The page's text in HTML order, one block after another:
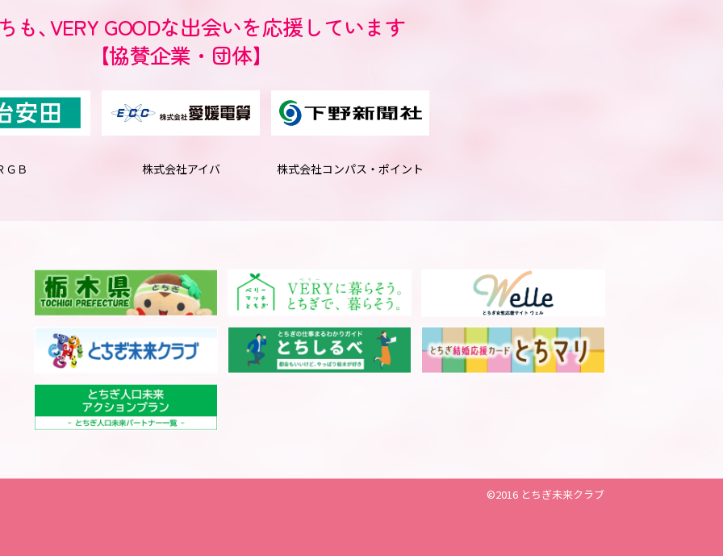
も、VERY GOODな出会いを応援しています
【協賛企業・団体】
ＧＢ 株式会社アイバ 株式会社コンパス・ポイント
©2016 とちぎ未来クラブ